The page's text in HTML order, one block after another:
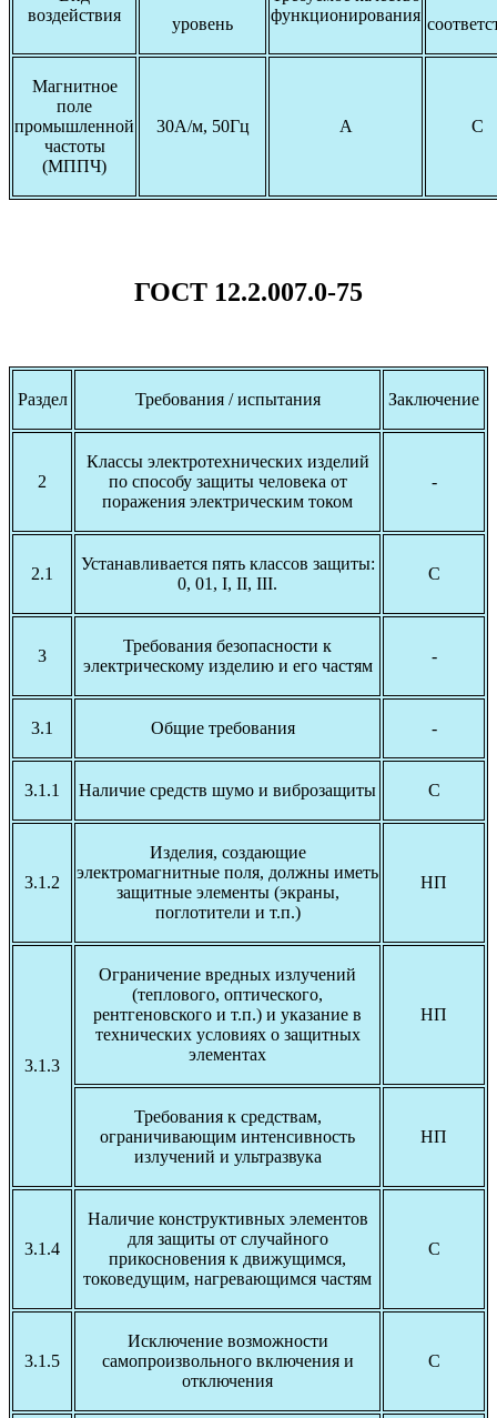
воздействия
уровень
функционирования
Магнитное
поле
промышленной
частоты
(МППЧ)
30А/м, 50Гц А С
ГОСТ 12.2.007.0-75
Раздел Требования / испытания Заключение
2
Классы электротехнических изделий
по способу защиты человека от
поражения электрическим током
-
2.1
Устанавливается пять классов защиты:
0, 01, I, II, III.
С
3
Требования безопасности к
электрическому изделию и его частям
-
3.1 Общие требования -
3.1.1 Наличие средств шумо и виброзащиты С
3.1.2
Изделия, создающие
электромагнитные поля, должны иметь
защитные элементы (экраны,
поглотители и т.п.)
НП
3.1.3
Ограничение вредных излучений
(теплового, оптического,
рентгеновского и т.п.) и указание в
технических условиях о защитных
элементах
НП
Требования к средствам,
ограничивающим интенсивность
излучений и ультразвука
НП
3.1.4
Наличие конструктивных элементов
для защиты от случайного
прикосновения к движущимся,
токоведущим, нагревающимся частям
С
3.1.5
Исключение возможности
самопроизвольного включения и
отключения
С